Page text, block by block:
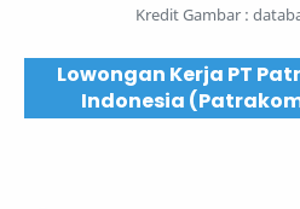
Kredit Gambar :
Lowongan Kerja PT
Indonesia